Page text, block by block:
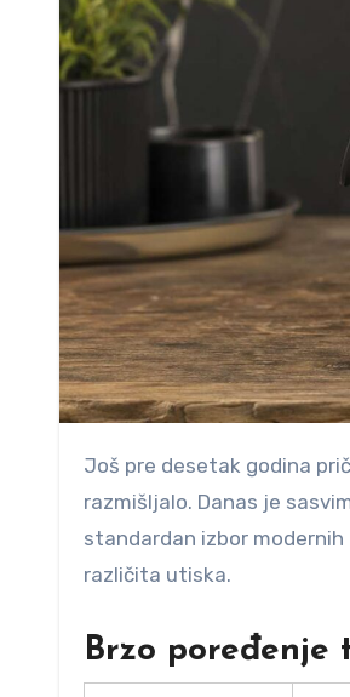
Još pre desetak godina priča je bila prosta: skoro svaka slavina u kupatilu bila je hromirana i tu se nije mnogo
razmišljalo. Danas je
standardan izbor
različita utiska.
Brzo poređenje